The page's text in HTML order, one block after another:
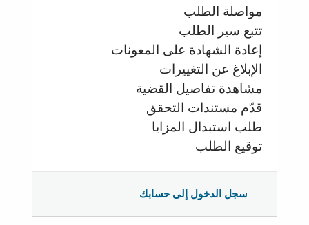
مواصلة الطلب
تتبع سير الطلب
إعادة الشهادة على المعونات
الإبلاغ عن التغييرات
مشاهدة تفاصيل القضية
قدّم مستندات التحقق
طلب استبدال المزايا
توقيع الطلب
سجل الدخول إلى حسابك